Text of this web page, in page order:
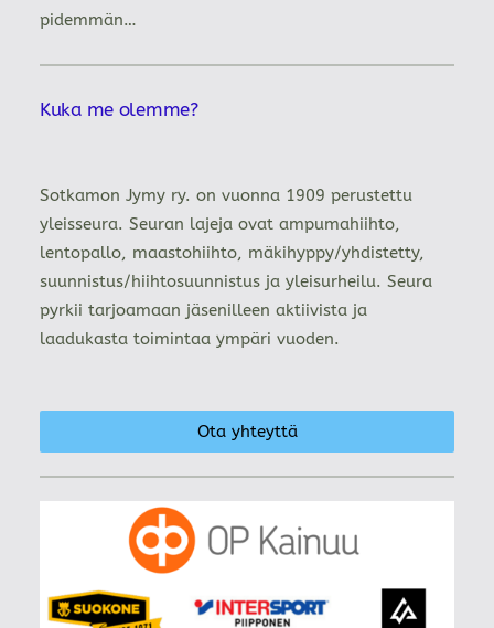
pidemmän…
Kuka me olemme?
Sotkamon Jymy ry. on vuonna 1909 perustettu
yleisseura. Seuran lajeja ovat ampumahiihto,
lentopallo, maastohiihto, mäkihyppy/yhdistetty,
suunnistus/hiihtosuunnistus ja yleisurheilu. Seura
pyrkii tarjoamaan jäsenilleen aktiivista ja
laadukasta toimintaa ympäri vuoden.
Ota yhteyttä